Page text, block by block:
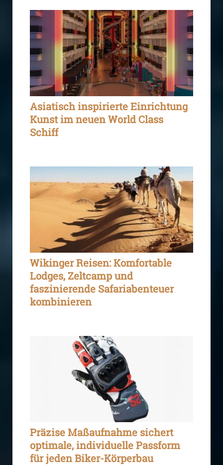
Asiatisch inspirierte Einrichtung
Kunst im neuen World Class
Schiff
Wikinger Reisen: Komfortable
Lodges, Zeltcamp und
faszinierende Safariabenteuer
kombinieren
Präzise Maßaufnahme sichert
optimale, individuelle Passform
für jeden Biker-Körperbau